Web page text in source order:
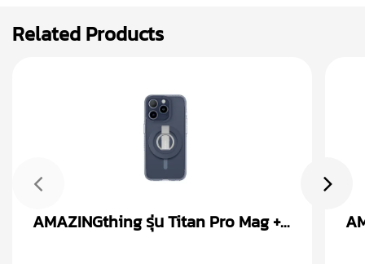
Related Products
AMAZINGthing รุ่น Titan Pro Mag +